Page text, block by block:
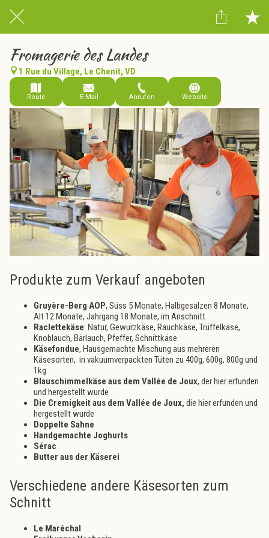
Fromagerie des Landes
1 Rue du Village, Le Chenit, VD
Route E-Mail Anrufen Website
Produkte zum Verkauf angeboten
Gruyère-Berg AOP, Süss 5 Monate, Halbgesalzen 8 Monate,
Alt 12 Monate, Jahrgang 18 Monate, im Anschnitt
Raclettekäse: Natur, Gewürzkäse, Rauchkäse, Trüffelkäse,
Knoblauch, Bärlauch, Pfeffer, Schnittkäse
Käsefondue, Hausgemachte Mischung aus mehreren
Käsesorten, in vakuumverpackten Tüten zu 400g, 600g, 800g und
1kg
Blauschimmelkäse aus dem Vallée de Joux, der hier erfunden
und hergestellt wurde
Die Cremigkeit aus dem Vallée de Joux, die hier erfunden und
hergestellt wurde
Doppelte Sahne
Handgemachte Joghurts
Sérac
Butter aus der Käserei
Verschiedene andere Käsesorten zum
Schnitt
Le Maréchal